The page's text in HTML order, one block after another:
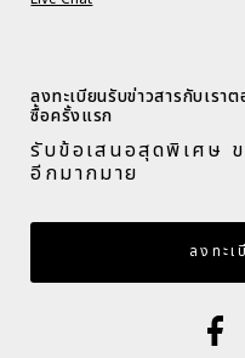
ลงทะเบียนรับข่าวสารกับเร
ซื้อครั้งแรก​
รับข้อเสนอสุดพิเศษ
อีกมากมาย​
กรอกอีเมล
ลงทะ